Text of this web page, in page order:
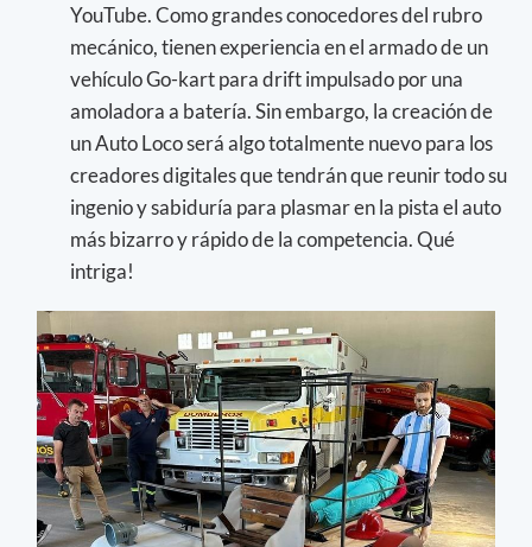
YouTube. Como grandes conocedores del rubro
mecánico, tienen experiencia en el armado de un
vehículo Go-kart para drift impulsado por una
amoladora a batería. Sin embargo, la creación de
un Auto Loco será algo totalmente nuevo para los
creadores digitales que tendrán que reunir todo su
ingenio y sabiduría para plasmar en la pista el auto
más bizarro y rápido de la competencia. Qué
intriga!